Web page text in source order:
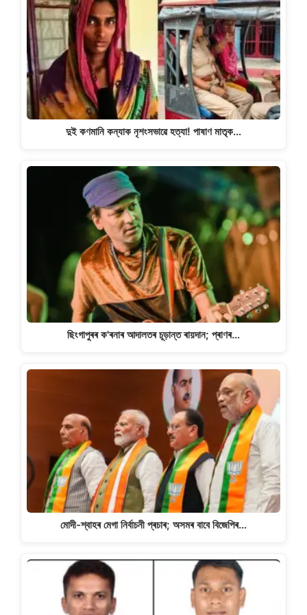
দুই কণমানি কন্যাক নৃশংসভাৱে হত্যা! পাষাণ মাতৃক…
ছিংগাপুৰৰ ক'ৰনাৰ আদালতৰ চূড়ান্ত ৰায়দান; প্ৰাণৰ…
মোদী-শ্বাহৰ মেগা নিৰ্বাচনী প্ৰচাৰ; অসমৰ বাবে বিজেপিৰ…